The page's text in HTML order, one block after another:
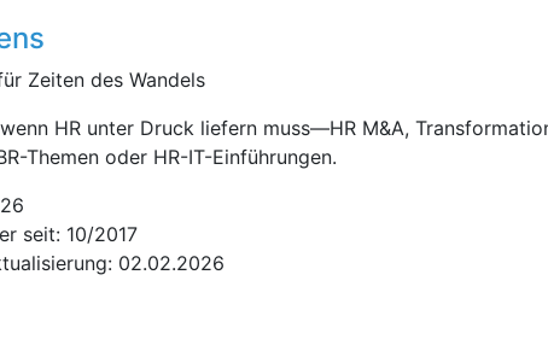
Zeiten des Wandels
HR unter Druck liefern muss—HR M&A,
Themen oder HR-IT-Einführungen.
seit: 10/2017
02.02.2026